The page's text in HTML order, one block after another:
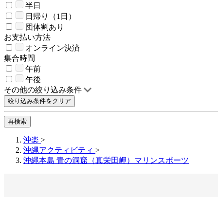
半日
日帰り（1日）
団体割あり
お支払い方法
オンライン決済
集合時間
午前
午後
その他の絞り込み条件
絞り込み条件をクリア
再検索
沖楽 >
沖縄アクティビティ >
沖縄本島 青の洞窟（真栄田岬）マリンスポーツ